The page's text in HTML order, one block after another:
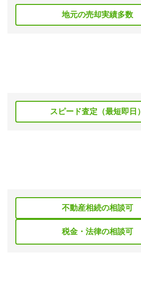
地元の売却実績多数
スピード査定（最短即日
不動産相続の相談可
税金・法律の相談可